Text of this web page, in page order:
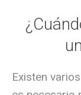
Existen